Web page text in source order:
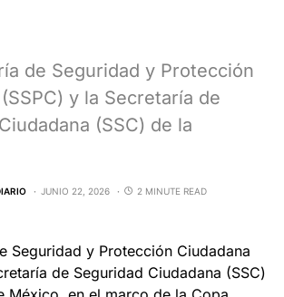
de Seguridad y Protección
y la Secretaría de
(SSC) de la
JUNIO 22, 2026 2 MINUTE READ
Seguridad y Protección Ciudadana
de Seguridad Ciudadana (SSC)